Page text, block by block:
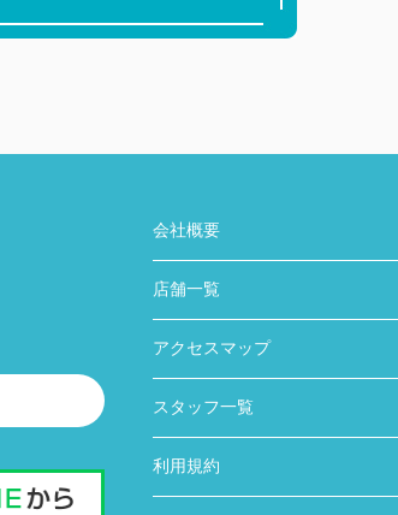
会社概要
店舗一覧
アクセスマップ
スタッフ一覧
利用規約